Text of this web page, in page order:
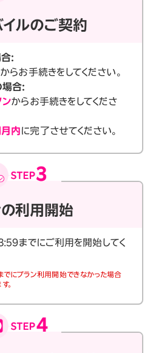
ルのご契約
:
からお手続きをしてください。
場合:
ンからお手続きをしてくださ
月内に完了させてください。
利用開始
までにご利用を開始してく
にプラン利用開始できなかった場合
。